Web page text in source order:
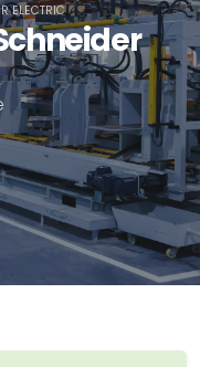
ELECTRIC